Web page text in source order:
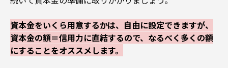
資本金をいくら用意するかは、自由に設定できますが、
資本金の額＝信用力に直結するので、なるべく多くの額
にすることをオススメします。